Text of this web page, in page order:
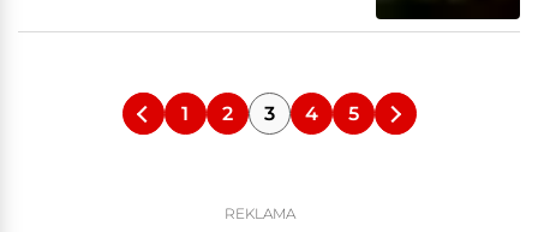
1 2 3 4 5
REKLAMA